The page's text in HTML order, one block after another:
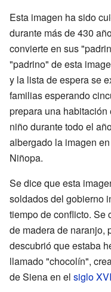
Esta imagen ha sido
durante más de 430
convierte en sus
"padrino" de esta
y la lista de espera se
familias esperando
prepara una
niño durante todo el
albergado la imagen
Niñopa.
Se dice que esta
soldados del gobierno
tiempo de conflicto. Se
de madera de naranjo,
descubrió que estaba
llamado "chocolín",
de Siena en el siglo XVI